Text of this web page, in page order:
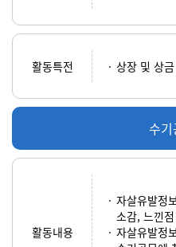
활동특전 상장 및 상
수기
활동내용
자살유발정
소감, 느낀
자살유발정